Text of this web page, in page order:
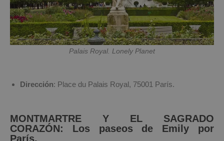
Palais Royal. Lonely Planet
Dirección: Place du Palais Royal, 75001 París.
MONTMARTRE Y EL SAGRADO
CORAZÓN: Los paseos de Emily por
París.